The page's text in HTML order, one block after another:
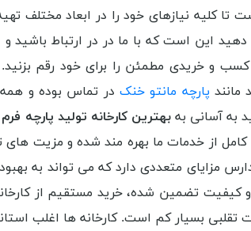
تا کلیه نیازهای خود را در ابعاد مختلف
دهید این است که با ما در در ارتباط
و خریدی مطمئن را برای خود رقم
مانند پارچه مانتو خنک در تماس بوده و همه
به آسانی بهبهترین کارخانه تولید پارچه
از خدمات ما بهره مند شده و مزیت های
مزایای متعددی دارد که می تواند به
کیفیت تضمین شده، خرید مستقیم از
بسیار کم است. کارخانه ها اغلب